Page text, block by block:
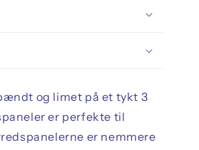
og limet på et tykt 3
er perfekte til
er nemmere